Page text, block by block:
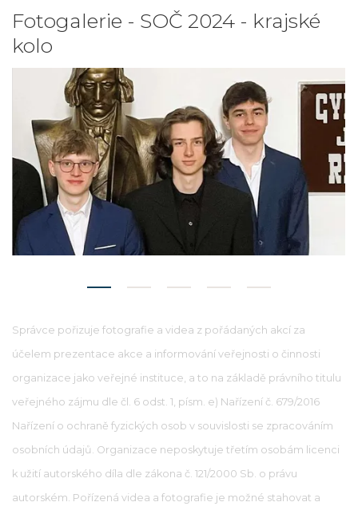
Fotogalerie - SOČ 2024 - krajské
kolo
Správce pořizuje fotografie a videa z pořádaných akcí za
účelem prezentace akce a informování veřejnosti o činnosti
organizace jako veřejné instituce, a to na základě právního titulu
veřejného zájmu dle čl. 6 odst. 1, písm. e) Nařízení č. 679/2016
Nařízení o ochraně fyzických osob v souvislosti se zpracováním
osobních údajů. Organizace neposkytuje třetím osobám licenci
k užití autorského díla dle zákona č. 121/2000 Sb. o právu
autorském. Pořízená videa a fotografie je možné stahovat a